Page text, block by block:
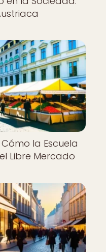
la Escuela
Libre Mercado